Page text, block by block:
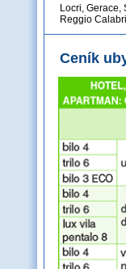
Locri, Gerace,
Reggio
Ceník